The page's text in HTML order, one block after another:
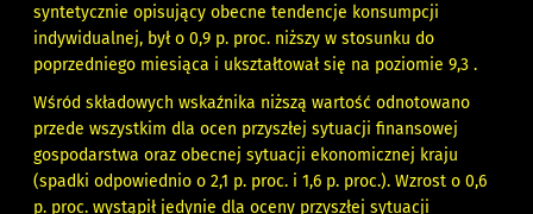
syntetycznie opisujący obecne tendencje konsumpcji
indywidualnej, był o 0,9 p. proc. niższy w stosunku do
poprzedniego miesiąca i ukształtował się na poziomie 9,3 .
Wśród składowych wskaźnika niższą wartość odnotowano
przede wszystkim dla ocen przyszłej sytuacji finansowej
gospodarstwa oraz obecnej sytuacji ekonomicznej kraju
(spadki odpowiednio o 2,1 p. proc. i 1,6 p. proc.). Wzrost o 0,6
p. proc. wystąpił jedynie dla oceny przyszłej sytuacji